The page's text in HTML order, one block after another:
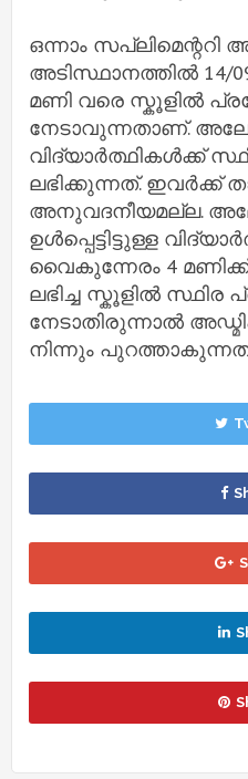
ഒന്നാം സപ്ലിമെന്ററി
അടിസ്ഥാനത്തിൽ 14/
മണി വരെ സ്കൂളിൽ
നേടാവുന്നതാണ്.
വിദ്യാർത്ഥികൾക്ക്
ലഭിക്കുന്നത്. ഇവർക്ക്
അനുവദനീയമല്ല.
ഉൾപ്പെട്ടിട്ടുള്ള
വൈകുന്നേരം 4
ലഭിച്ച സ്കൂളിൽ സ്ഥിര
നേടാതിരുന്നാൽ
നിന്നും